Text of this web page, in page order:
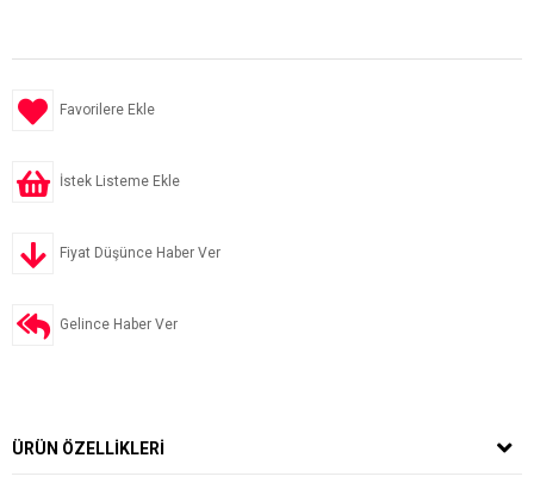
Favorilere Ekle
İstek Listeme Ekle
Fiyat Düşünce Haber Ver
Gelince Haber Ver
ÜRÜN ÖZELLIKLERI